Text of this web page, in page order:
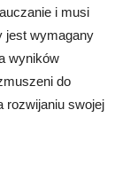
i musi
jest wymagany
wyników
do
rozwijaniu swojej